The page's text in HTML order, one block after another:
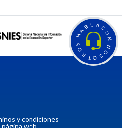
H
A
B L A C
O
N
N
O
S
O
T
R
O
S
y condiciones
página web